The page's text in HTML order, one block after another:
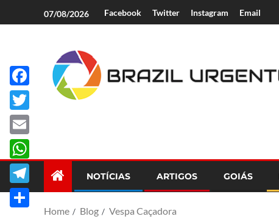
07/08/2026 Facebook Twitter Instagram Email
NOTÍCIAS ARTIGOS GOIÁS
Home Blog Vespa Caçadora
Facebook
Twitter
Email
WhatsApp
Telegram